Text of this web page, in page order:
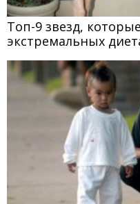
Топ-9 звезд,
экстремальных